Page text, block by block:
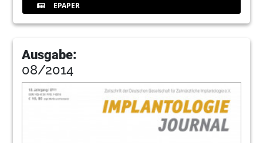
EPAPER
Ausgabe:
08/2014